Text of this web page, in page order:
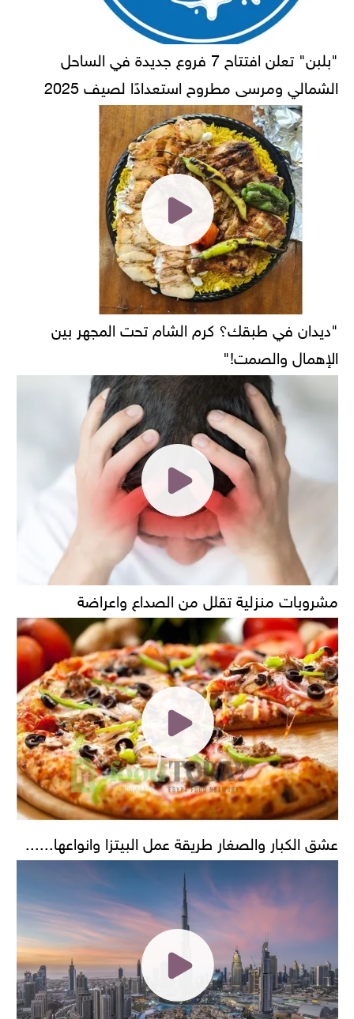
"بلبن" تعلن افتتاح 7 فروع جديدة في الساحل
الشمالي ومرسى مطروح استعدادًا لصيف 2025
"ديدان في طبقك؟ كرم الشام تحت المجهر بين
الإهمال والصمت!"
مشروبات منزلية تقلل من الصداع واعراضة
عشق الكبار والصغار طريقة عمل البيتزا وانواعها......